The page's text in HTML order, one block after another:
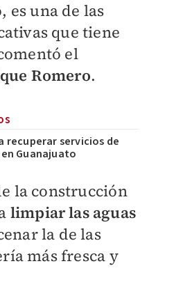
es una de las
que tiene
el
Romero.
recuperar servicios de
Guanajuato
la construcción
limpiar las aguas
la de las
más fresca y